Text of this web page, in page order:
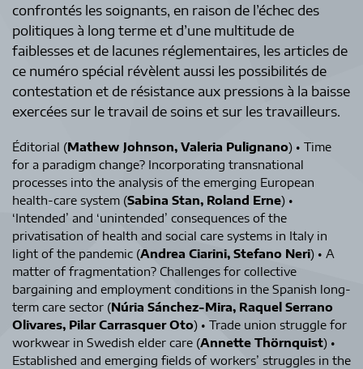
confrontés les soignants, en raison de l’échec des
politiques à long terme et d’une multitude de
faiblesses et de lacunes réglementaires, les articles de
ce numéro spécial révèlent aussi les possibilités de
contestation et de résistance aux pressions à la baisse
exercées sur le travail de soins et sur les travailleurs.
Éditorial (Mathew Johnson, Valeria Pulignano) • Time
for a paradigm change? Incorporating transnational
processes into the analysis of the emerging European
health-care system (Sabina Stan, Roland Erne) •
‘Intended’ and ‘unintended’ consequences of the
privatisation of health and social care systems in Italy in
light of the pandemic (Andrea Ciarini, Stefano Neri) • A
matter of fragmentation? Challenges for collective
bargaining and employment conditions in the Spanish long-
term care sector (Núria Sánchez-Mira, Raquel Serrano
Olivares, Pilar Carrasquer Oto) • Trade union struggle for
workwear in Swedish elder care (Annette Thörnquist) •
Established and emerging fields of workers’ struggles in the